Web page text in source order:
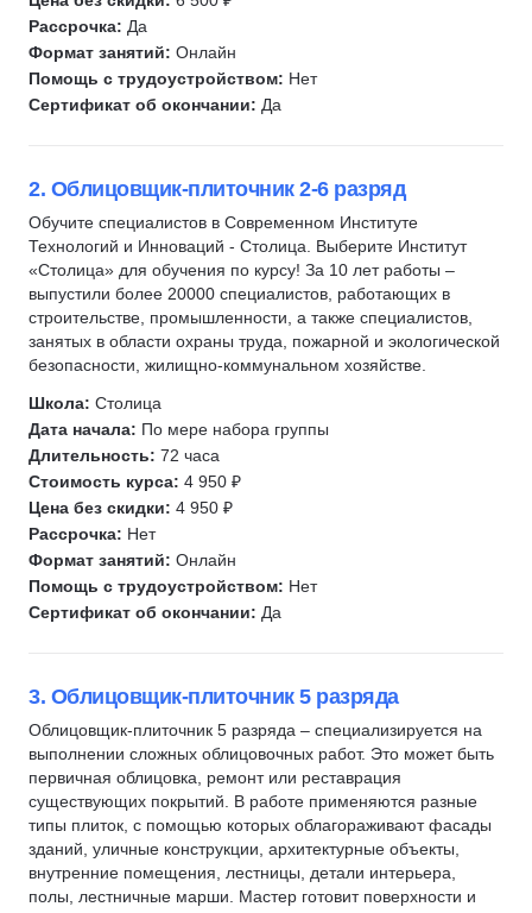
Слаботочные системы
Крановщик
ДОПОГ (ADR)
Электромонтер
Прораб
Официант
Закройщик
Шиномонтаж
Агропромышленный комплекс (АПК)
Парламентская деятельность
Инженерные системы
Водоснабжение
Геодезия
Картография
Маркшейдерское дело
Геология
Недропользование
Капитальный ремонт
Ихтиология
Рыболовство
Сельское хозяйство
Растениеводство
Рассрочка: Да
Формат занятий: Онлайн
Помощь с трудоустройством: Нет
Сертификат об окончании: Да
2. Облицовщик-плиточник 2-6 разряд
Обучите специалистов в Современном Институте
Технологий и Инноваций - Столица. Выберите Институт
«Столица» для обучения по курсу! За 10 лет работы –
выпустили более 20000 специалистов, работающих в
строительстве, промышленности, а также специалистов,
занятых в области охраны труда, пожарной и экологической
безопасности, жилищно-коммунальном хозяйстве.
Школа: Столица
Дата начала: По мере набора группы
Длительность: 72 часа
Стоимость курса: 4 950 ₽
Цена без скидки: 4 950 ₽
Рассрочка: Нет
Формат занятий: Онлайн
Помощь с трудоустройством: Нет
Сертификат об окончании: Да
3. Облицовщик-плиточник 5 разряда
Облицовщик-плиточник 5 разряда – специализируется на
выполнении сложных облицовочных работ. Это может быть
первичная облицовка, ремонт или реставрация
существующих покрытий. В работе применяются разные
типы плиток, с помощью которых облагораживают фасады
зданий, уличные конструкции, архитектурные объекты,
внутренние помещения, лестницы, детали интерьера,
полы, лестничные марши. Мастер готовит поверхности и